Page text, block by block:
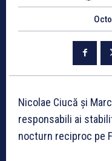
Nicolae Ciucă și
responsabili ai
nocturn reciproc pe